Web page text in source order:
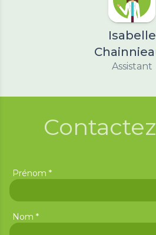
Isabelle
Assistant
Prénom *
Nom *